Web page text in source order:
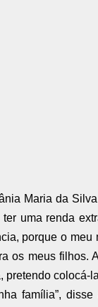
Maria da
uma renda
porque o
os meus filhos.
pretendo colocá-
família”,